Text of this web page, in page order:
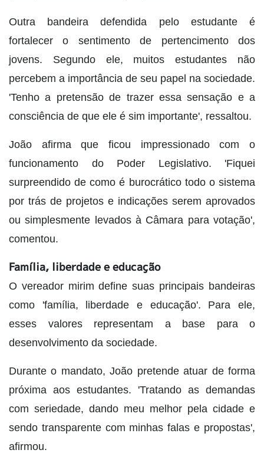
Outra bandeira defendida pelo estudante é
fortalecer o sentimento de pertencimento dos
jovens. Segundo ele, muitos estudantes não
percebem a importância de seu papel na sociedade.
'Tenho a pretensão de trazer essa sensação e a
consciência de que ele é sim importante', ressaltou.
João afirma que ficou impressionado com o
funcionamento do Poder Legislativo. 'Fiquei
surpreendido de como é burocrático todo o sistema
por trás de projetos e indicações serem aprovados
ou simplesmente levados à Câmara para votação',
comentou.
Família, liberdade e educação
O vereador mirim define suas principais bandeiras
como 'família, liberdade e educação'. Para ele,
esses valores representam a base para o
desenvolvimento da sociedade.
Durante o mandato, João pretende atuar de forma
próxima aos estudantes. 'Tratando as demandas
com seriedade, dando meu melhor pela cidade e
sendo transparente com minhas falas e propostas',
afirmou.